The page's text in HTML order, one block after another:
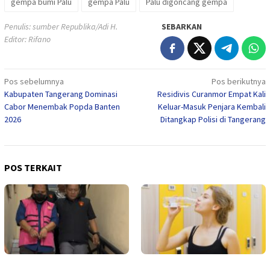
Penulis: sumber Republika/Adi H.
Editor: Rifano
SEBARKAN
Navigasi
pos
Pos sebelumnya
Kabupaten Tangerang Dominasi
Cabor Menembak Popda Banten
2026
Pos berikutnya
Residivis Curanmor Empat Kali
Keluar-Masuk Penjara Kembali
Ditangkap Polisi di Tangerang
POS TERKAIT